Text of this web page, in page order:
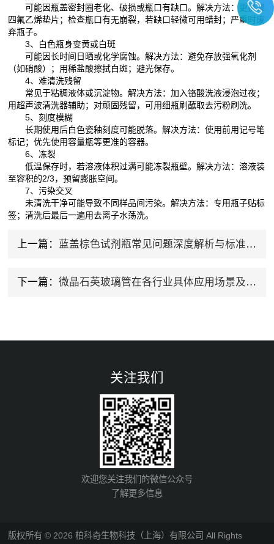
可能因瓶盖密封圈老化、破损或瓶口有缺口。解决方法：更换聚
四氟乙烯垫片；检查瓶口有无崩裂，若缺口轻微可用蜡封；严重时废
弃瓶子。
3、白色瓶身变黄或白斑
可能因长时间日晒或化学腐蚀。解决方法：避免存放强氧化剂
（如硝酸）；用稀盐酸擦拭白斑；避光保存。
4、难清洗残留
常见于粘稠液体或沉淀物。解决方法：加入铬酸洗液浸泡过夜；
用超声波清洗器辅助；对顽固残留，可用细瓶刷蘸取去污粉刷洗。
5、刻度模糊
长期使用后白色瓷釉刻度可能脱落。解决方法：使用前用记号笔
标记；优先使用容量瓶等更准的容器。
6、冻裂
低温保存时，若溶液体积过满可能冻裂瓶壁。解决方法：溶液装
至容积的2/3，预留膨胀空间。
7、污染交叉
未清洗干净可能导致不同样品间污染。解决方法：专用瓶子贴标
签；清洗后最后一遍用去离子水荡洗。
上一篇： 蓝盖棕色试剂瓶常见问题深度解析与标准化处理方案
下一篇： 微晶石英玻璃管在各行业具体应用场景及案例的专业分享
关注我们
欢迎您关注我们的微信公众号
了解更多信息
版权所有 © 2026 柏科奇生物科技（上海）有限公司 All Rights